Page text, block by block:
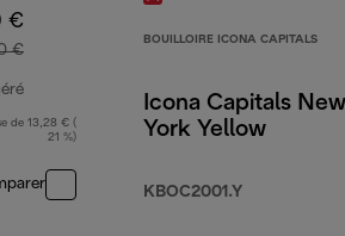
€
€
prix original 99,90 €
de 13,28 € (
21 %)
BOUILLOIRE ICONA CAPITALS
Icona Capitals New
York Yellow
KBOC2001.Y